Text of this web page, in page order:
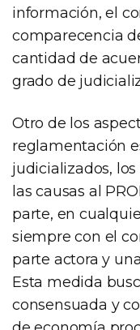
información, el
comparecencia
cantidad de
grado de
Otro de los
reglamentación
judicializados,
las causas al
parte, en
siempre con el
parte actora y
Esta medida
consensuada y